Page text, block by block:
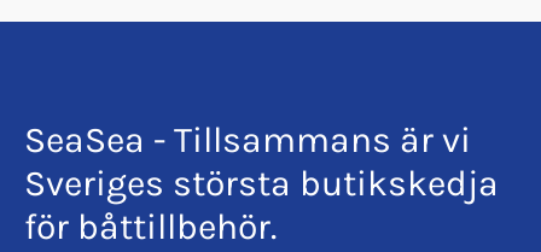
SeaSea - Tillsammans är vi
Sveriges största butikskedja
för båttillbehör.